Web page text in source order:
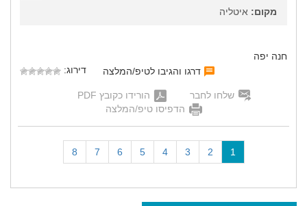
מקום: איטליה
חנה יפה
דרגו והגיבו לטיפ/המלצה
דירוג:
שלחו לחבר
הורידו כקובץ PDF
הדפיסו טיפ/המלצה
1
c
2
3
4
5
6
7
8